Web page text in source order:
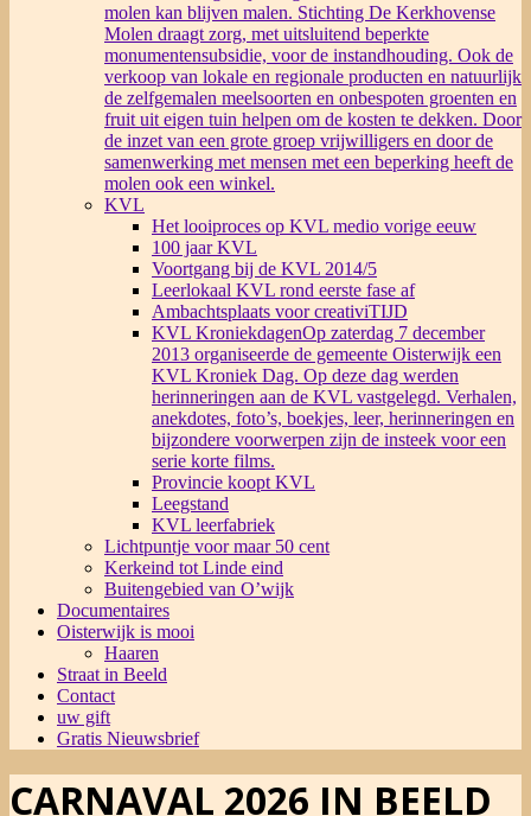
molen kan blijven malen. Stichting De Kerkhovense
Molen draagt zorg, met uitsluitend beperkte
monumentensubsidie, voor de instandhouding. Ook de
verkoop van lokale en regionale producten en natuurlijk
de zelfgemalen meelsoorten en onbespoten groenten en
fruit uit eigen tuin helpen om de kosten te dekken. Door
de inzet van een grote groep vrijwilligers en door de
samenwerking met mensen met een beperking heeft de
molen ook een winkel.
KVL
Het looiproces op KVL medio vorige eeuw
100 jaar KVL
Voortgang bij de KVL 2014/5
Leerlokaal KVL rond eerste fase af
Ambachtsplaats voor creativiTIJD
KVL KroniekdagenOp zaterdag 7 december
2013 organiseerde de gemeente Oisterwijk een
KVL Kroniek Dag. Op deze dag werden
herinneringen aan de KVL vastgelegd. Verhalen,
anekdotes, foto’s, boekjes, leer, herinneringen en
bijzondere voorwerpen zijn de insteek voor een
serie korte films.
Provincie koopt KVL
Leegstand
KVL leerfabriek
Lichtpuntje voor maar 50 cent
Kerkeind tot Linde eind
Buitengebied van O’wijk
Documentaires
Oisterwijk is mooi
Haaren
Straat in Beeld
Contact
uw gift
Gratis Nieuwsbrief
CARNAVAL 2026 IN BEELD